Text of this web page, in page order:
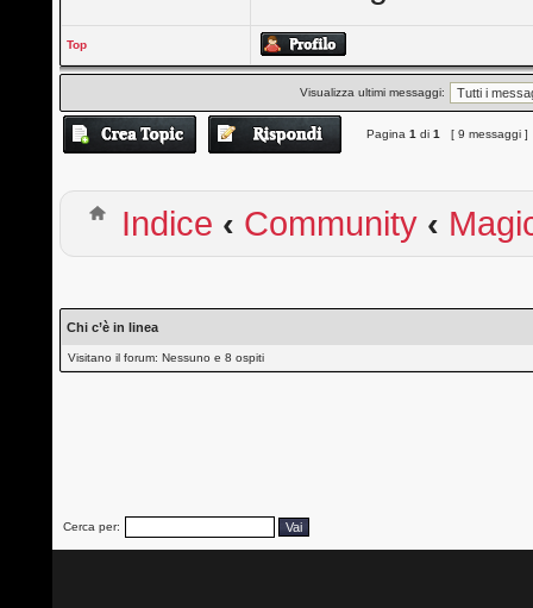
Top
Visualizza ultimi messaggi:
Pagina1 di1 [ 9 messaggi ]
Indice ‹ Community ‹
Chi c’è in linea
Visitano il forum: Nessuno e 8 ospiti
Cerca per: